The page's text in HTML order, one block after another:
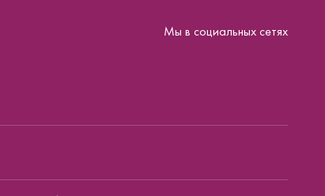
Мы в социальных сетях